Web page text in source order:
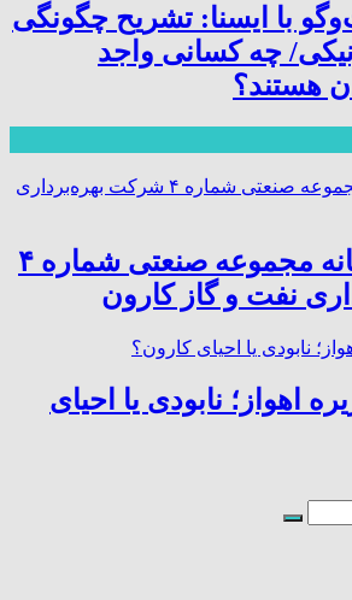
با ایسنا: تشریح چگونگی
چه کسانی واجد
هستند؟
🔸افتتاح آشپزخانه مجموعه صنعتی شماره ۴
نفت و گاز کارون
اهواز؛ نابودی یا احیای